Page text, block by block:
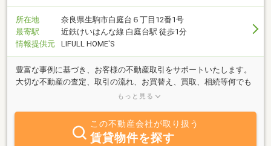
所在地
奈良県生駒市白庭台６丁目12番1号
最寄駅
近鉄けいはんな線 白庭台駅 徒歩1分
情報提供元
LIFULL HOME'S
豊富な事例に基づき、お客様の不動産取引をサポートいたします。
大切な不動産の査定、取引の流れ、お買替え、買取、相続等何でも
お気軽にご相談ください。経験豊富なスタッフが、最適な取引のご
もっと見る
この不動産会社が取り扱う
賃貸物件を探す